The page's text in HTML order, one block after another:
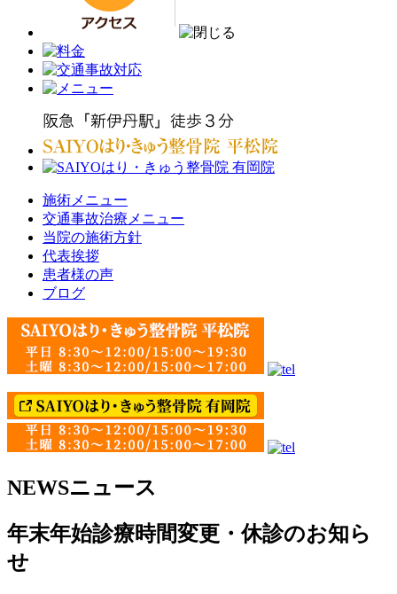
施術メニュー
交通事故治療メニュー
当院の施術方針
代表挨拶
患者様の声
ブログ
NEWSニュース
年末年始診療時間変更・休診のお知ら
せ